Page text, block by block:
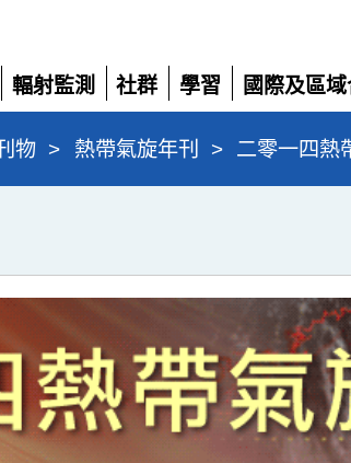
輻射監測
展
開
社群
展
開
學習
展
開
國際及區
展
開
物 > 熱帶氣旋年刊 > 二零一四熱